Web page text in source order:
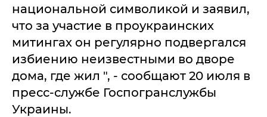
национальной символикой и заявил,
что за участие в проукраинских
митингах он регулярно подвергался
избиению неизвестными во дворе
дома, где жил ", - сообщают 20 июля в
пресс-службе Госпогранслужбы
Украины.